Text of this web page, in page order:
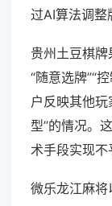
过AI算法调整
贵州土豆棋
“随意选牌”“
户反映其他玩
型”的情况。
术手段实现不
微乐龙江麻